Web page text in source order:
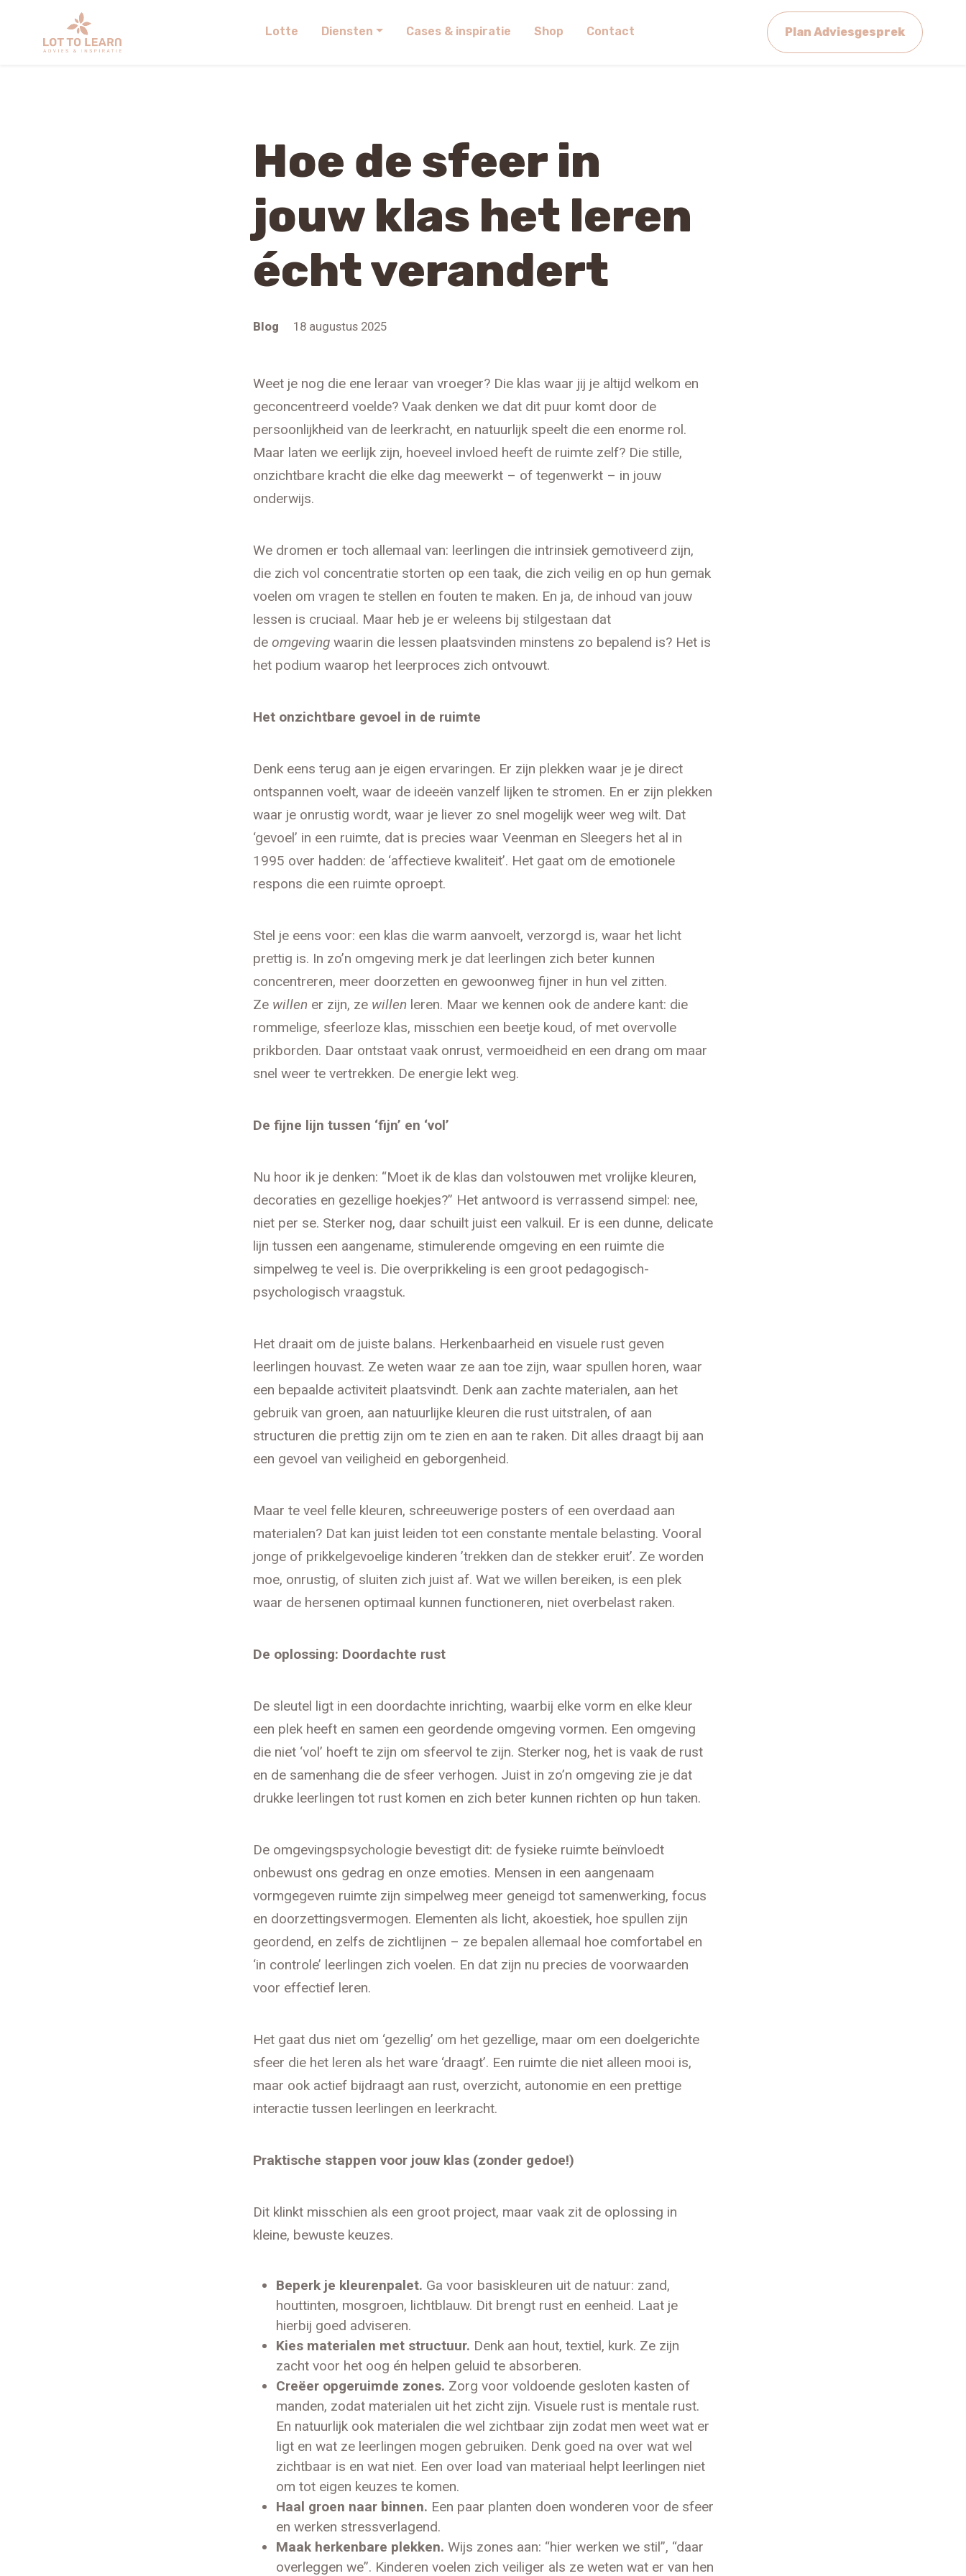
Lotte Diensten Cases & inspiratie Shop Contact Plan Adviesgesprek
Hoe de sfeer in
jouw klas het leren
écht verandert
Blog 18 augustus 2025
Weet je nog die ene leraar van vroeger? Die klas waar jij je altijd welkom en
geconcentreerd voelde? Vaak denken we dat dit puur komt door de
persoonlijkheid van de leerkracht, en natuurlijk speelt die een enorme rol.
Maar laten we eerlijk zijn, hoeveel invloed heeft de ruimte zelf? Die stille,
onzichtbare kracht die elke dag meewerkt – of tegenwerkt – in jouw
onderwijs.
We dromen er toch allemaal van: leerlingen die intrinsiek gemotiveerd zijn,
die zich vol concentratie storten op een taak, die zich veilig en op hun gemak
voelen om vragen te stellen en fouten te maken. En ja, de inhoud van jouw
lessen is cruciaal. Maar heb je er weleens bij stilgestaan dat
de omgevingwaarin die lessen plaatsvinden minstens zo bepalend is? Het is
het podium waarop het leerproces zich ontvouwt.
Het onzichtbare gevoel in de ruimte
Denk eens terug aan je eigen ervaringen. Er zijn plekken waar je je direct
ontspannen voelt, waar de ideeën vanzelf lijken te stromen. En er zijn plekken
waar je onrustig wordt, waar je liever zo snel mogelijk weer weg wilt. Dat
‘gevoel’ in een ruimte, dat is precies waar Veenman en Sleegers het al in
1995 over hadden: de ‘affectieve kwaliteit’. Het gaat om de emotionele
respons die een ruimte oproept.
Stel je eens voor: een klas die warm aanvoelt, verzorgd is, waar het licht
prettig is. In zo’n omgeving merk je dat leerlingen zich beter kunnen
concentreren, meer doorzetten en gewoonweg fijner in hun vel zitten.
Ze willen er zijn, ze willen leren. Maar we kennen ook de andere kant: die
rommelige, sfeerloze klas, misschien een beetje koud, of met overvolle
prikborden. Daar ontstaat vaak onrust, vermoeidheid en een drang om maar
snel weer te vertrekken. De energie lekt weg.
De fijne lijn tussen ‘fijn’ en ‘vol’
Nu hoor ik je denken: “Moet ik de klas dan volstouwen met vrolijke kleuren,
decoraties en gezellige hoekjes?” Het antwoord is verrassend simpel: nee,
niet per se. Sterker nog, daar schuilt juist een valkuil. Er is een dunne, delicate
lijn tussen een aangename, stimulerende omgeving en een ruimte die
simpelweg te veel is. Die overprikkeling is een groot pedagogisch-
psychologisch vraagstuk.
Het draait om de juiste balans. Herkenbaarheid en visuele rust geven
leerlingen houvast. Ze weten waar ze aan toe zijn, waar spullen horen, waar
een bepaalde activiteit plaatsvindt. Denk aan zachte materialen, aan het
gebruik van groen, aan natuurlijke kleuren die rust uitstralen, of aan
structuren die prettig zijn om te zien en aan te raken. Dit alles draagt bij aan
een gevoel van veiligheid en geborgenheid.
Maar te veel felle kleuren, schreeuwerige posters of een overdaad aan
materialen? Dat kan juist leiden tot een constante mentale belasting. Vooral
jonge of prikkelgevoelige kinderen ’trekken dan de stekker eruit’. Ze worden
moe, onrustig, of sluiten zich juist af. Wat we willen bereiken, is een plek
waar de hersenen optimaal kunnen functioneren, niet overbelast raken.
De oplossing: Doordachte rust
De sleutel ligt in een doordachte inrichting, waarbij elke vorm en elke kleur
een plek heeft en samen een geordende omgeving vormen. Een omgeving
die niet ‘vol’ hoeft te zijn om sfeervol te zijn. Sterker nog, het is vaak de rust
en de samenhang die de sfeer verhogen. Juist in zo’n omgeving zie je dat
drukke leerlingen tot rust komen en zich beter kunnen richten op hun taken.
De omgevingspsychologie bevestigt dit: de fysieke ruimte beïnvloedt
onbewust ons gedrag en onze emoties. Mensen in een aangenaam
vormgegeven ruimte zijn simpelweg meer geneigd tot samenwerking, focus
en doorzettingsvermogen. Elementen als licht, akoestiek, hoe spullen zijn
geordend, en zelfs de zichtlijnen – ze bepalen allemaal hoe comfortabel en
‘in controle’ leerlingen zich voelen. En dat zijn nu precies de voorwaarden
voor effectief leren.
Het gaat dus niet om ‘gezellig’ om het gezellige, maar om een doelgerichte
sfeer die het leren als het ware ‘draagt’. Een ruimte die niet alleen mooi is,
maar ook actief bijdraagt aan rust, overzicht, autonomie en een prettige
interactie tussen leerlingen en leerkracht.
Praktische stappen voor jouw klas (zonder gedoe!)
Dit klinkt misschien als een groot project, maar vaak zit de oplossing in
kleine, bewuste keuzes.
Beperk je kleurenpalet. Ga voor basiskleuren uit de natuur: zand,
houttinten, mosgroen, lichtblauw. Dit brengt rust en eenheid. Laat je
hierbij goed adviseren.
Kies materialen met structuur. Denk aan hout, textiel, kurk. Ze zijn
zacht voor het oog én helpen geluid te absorberen.
Creëer opgeruimde zones. Zorg voor voldoende gesloten kasten of
manden, zodat materialen uit het zicht zijn. Visuele rust is mentale rust.
En natuurlijk ook materialen die wel zichtbaar zijn zodat men weet wat er
ligt en wat ze leerlingen mogen gebruiken. Denk goed na over wat wel
zichtbaar is en wat niet. Een over load van materiaal helpt leerlingen niet
om tot eigen keuzes te komen.
Haal groen naar binnen. Een paar planten doen wonderen voor de sfeer
en werken stressverlagend.
Maak herkenbare plekken. Wijs zones aan: “hier werken we stil”, “daar
overleggen we”. Kinderen voelen zich veiliger als ze weten wat er van hen